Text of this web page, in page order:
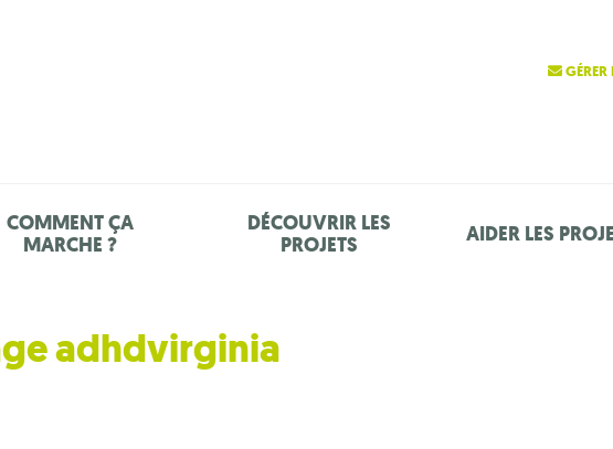
COMMENT ÇA
MARCHE ?
DÉCOUVRIR LES
PROJETS
AIDER LES
adhdvirginia